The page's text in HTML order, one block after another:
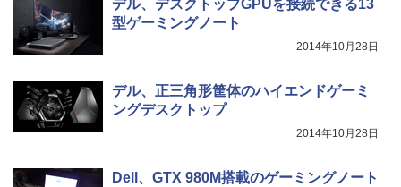
デル、デスクトップGPUを接続できる13
型ゲーミングノート
2014年10月28日
デル、正三角形筐体のハイエンドゲーミ
ングデスクトップ
2014年10月28日
Dell、GTX 980M搭載のゲーミングノート